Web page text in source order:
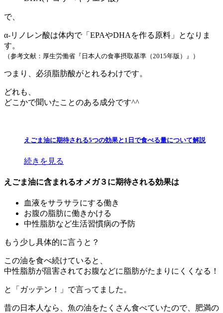
で、
α-リノレン酸は体内で「EPAやDHAを作る原料」
となりま
す。
（参考文献：厚生労働省『日本人の食事摂取基準（2015年版）』）
つまり、必須脂肪酸がとれるわけです。
どれも、
どこかで聞いたことのある成分です^^
えごま油に期待される5つの効果と1日で食べる量について解説
続きを見る
えごま油に含まれるオメガ３に期待される効果は
血液をサラサラにする働き
お腹の脂肪に働きかける
中性脂肪など生活習慣病の予防
もう少し具体的に言うと？
この油を食べ続けていると、
中性脂肪が阻害されてお腹などに脂肪がたまりにくくなる ！
と「ガッテン！」で言ってました。
昔の日本人なら、魚の油をたくさん食べていたので、肥満の